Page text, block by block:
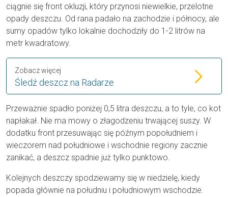
ciągnie się front okluzji, który przynosi niewielkie, przelotne
opady deszczu. Od rana padało na zachodzie i północy, ale
sumy opadów tylko lokalnie dochodziły do 1-2 litrów na
metr kwadratowy.
Śledź deszcz na Radarze
Zobacz więcej
Przeważnie spadło poniżej 0,5 litra deszczu, a to tyle, co kot
napłakał. Nie ma mowy o złagodzeniu trwającej suszy. W
dodatku front przesuwając się późnym popołudniem i
wieczorem nad południowe i wschodnie regiony zacznie
zanikać, a deszcz spadnie już tylko punktowo.
Kolejnych deszczy spodziewamy się w niedzielę, kiedy
popada głównie na południu i południowym wschodzie.